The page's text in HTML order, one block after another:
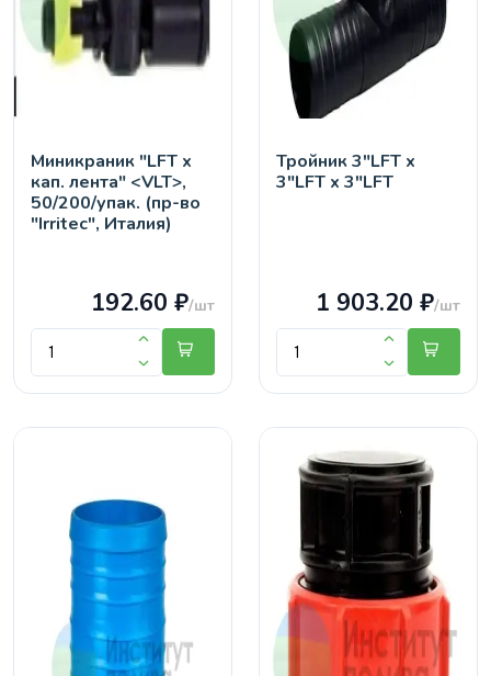
Миникраник "LFT х
кап. лента" <VLT>,
50/200/упак. (пр-во
"Irritec", Италия)
192.60 ₽/шт
Тройник 3"LFT х
3"LFT х 3"LFT
1 903.20 ₽/шт